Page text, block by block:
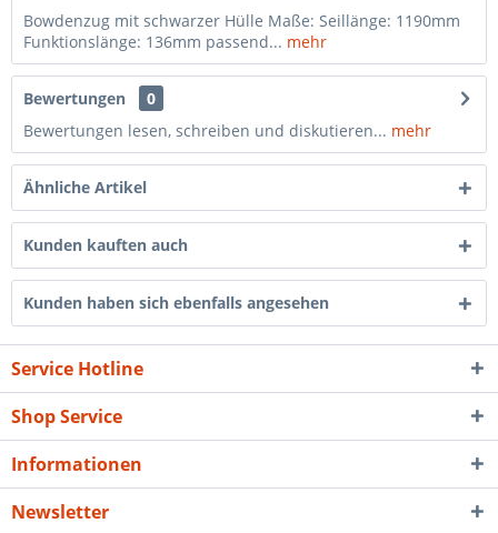
Bowdenzug mit schwarzer Hülle Maße: Seillänge: 1190mm
Funktionslänge: 136mm passend... mehr
Bewertungen
0
Bewertungen lesen, schreiben und diskutieren... mehr
Ähnliche Artikel
Kunden kauften auch
Kunden haben sich ebenfalls angesehen
Service Hotline
Shop Service
Informationen
Newsletter